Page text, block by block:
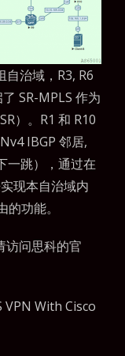
自治域，R3, R6
SR-MPLS 作为
）。R1 和 R10
IBGP 邻居,
一跳），通过在
现本自治域内
功能。
访问思科的官
With Cisco